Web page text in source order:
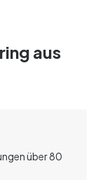
aus
über 80